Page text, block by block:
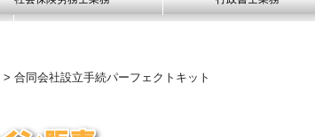
> 合同会社設立手続パーフェクトキット